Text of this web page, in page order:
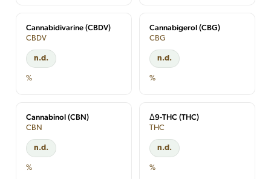
Cannabidivarine (CBDV)
CBDV
n.d.
%
Cannabigerol (CBG)
CBG
n.d.
%
Cannabinol (CBN)
CBN
n.d.
%
Δ9-THC (THC)
THC
n.d.
%